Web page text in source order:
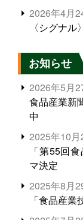
2026年4月
〈シグナ
お知らせ
2026年5月
食品産業新
中
2025年10月
「第55回
マ決定
2025年8月
「食品産